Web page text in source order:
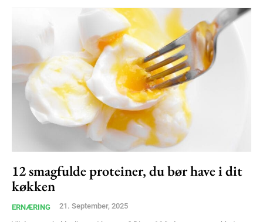
12 smagfulde proteiner, du bør have i dit
køkken
ERNÆRING 21. September, 2025